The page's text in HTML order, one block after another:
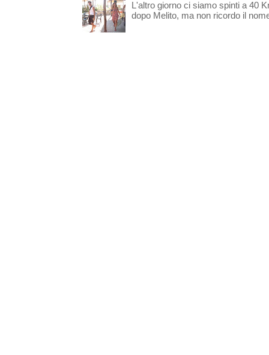
L'altro giorno ci siamo spinti a 40
dopo Melito, ma non ricordo il